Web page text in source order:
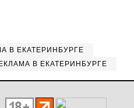
В ЕКАТЕРИНБУРГЕ
В ЕКАТЕРИНБУРГЕ